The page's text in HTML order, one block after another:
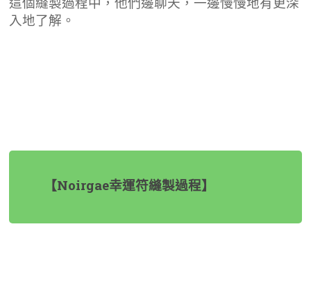
這個縫製過程中，他們邊聊天，一邊慢慢地有更深
入地了解。
【Noirgae幸運符縫製過程】